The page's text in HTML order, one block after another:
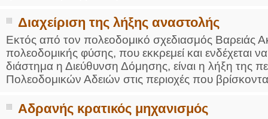
Διαχείριση της λήξης αναστολής
Εκτός από τον πολεοδομικό σχεδιασμός Βαρειάς
πολεοδομικής φύσης, που εκκρεμεί και ενδέχεται να
διάστημα η Διεύθυνση Δόμησης, είναι η λήξη της
Πολεοδομικών Αδειών στις περιοχές που
Αδρανής κρατικός μηχανισμός